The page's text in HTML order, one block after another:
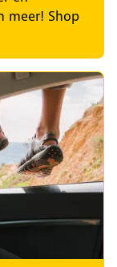
meer! Shop